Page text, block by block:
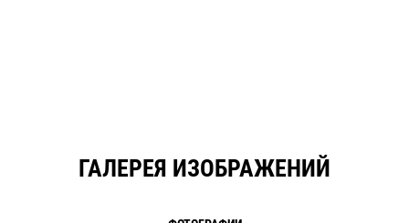
ГАЛЕРЕЯ ИЗОБРАЖЕНИЙ